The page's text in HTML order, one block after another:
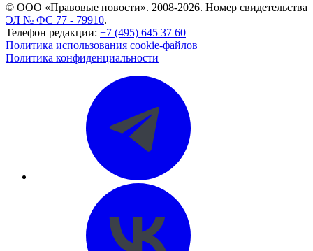
© ООО «Правовые новости». 2008-2026. Номер свидетельства
ЭЛ № ФС 77 - 79910.
Телефон редакции: +7 (495) 645 37 60
Политика использования cookie-файлов
Политика конфиденциальности